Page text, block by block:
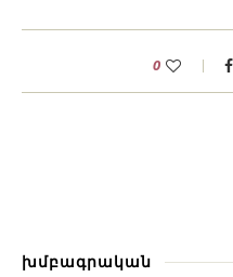
0
խմբագրական